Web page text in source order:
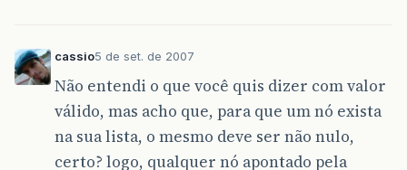
cassio5 de set. de 2007
Não entendi o que você quis dizer com valor
válido, mas acho que, para que um nó exista
na sua lista, o mesmo deve ser não nulo,
certo? logo, qualquer nó apontado pela